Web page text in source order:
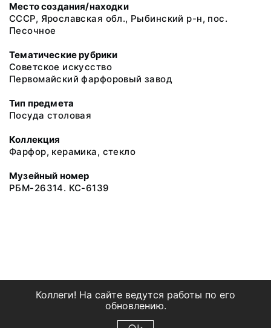
Место создания/находки
СССР, Ярославская обл., Рыбинский р-н, пос.
Песочное
Тематические рубрики
Советское искусство
Первомайский фарфоровый завод
Тип предмета
Посуда столовая
Коллекция
Фарфор, керамика, стекло
Музейный номер
РБМ-26314. КС-6139
Коллеги! На сайте ведутся работы по его
обновлению.